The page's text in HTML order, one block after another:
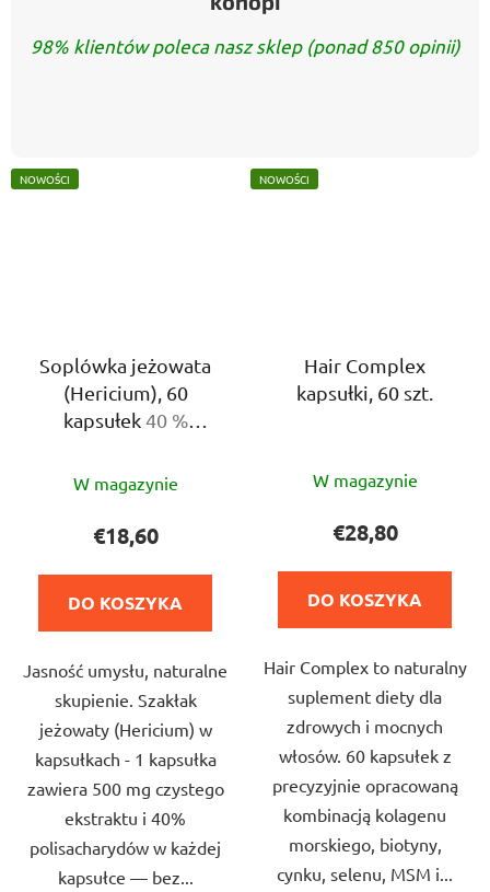
98% klientów poleca nasz sklep (ponad 850 opinii)
NOWOŚCI
Soplówka jeżowata
(Hericium), 60
kapsułek40 %
ocena
produktu
wynosi
na
gwiazdek.
W magazynie
€18,60
DO KOSZYKA
Jasność umysłu, naturalne
skupienie. Szakłak
jeżowaty (Hericium) w
kapsułkach - 1 kapsułka
zawiera 500 mg czystego
ekstraktu i 40%
polisacharydów w każdej
kapsułce — bez...
NOWOŚCI
Hair Complex
kapsułki, 60 szt.
ocena
produktu
wynosi
na
gwiazdek.
W magazynie
€28,80
DO KOSZYKA
Hair Complex to naturalny
suplement diety dla
zdrowych i mocnych
włosów. 60 kapsułek z
precyzyjnie opracowaną
kombinacją kolagenu
morskiego, biotyny,
cynku, selenu, MSM i...